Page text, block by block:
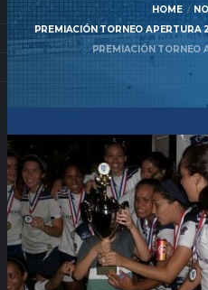
HOME
PREMIACIÓN TORNEO APERTURA
PREMIACIÓN TORNEO